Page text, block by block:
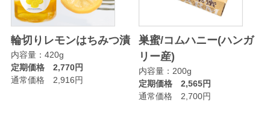
輪切りレモンはちみつ漬
内容量：420g
定期価格 2,770円
通常価格 2,916円
巣蜜/コムハニー(ハンガ
リー産)
内容量：200g
定期価格 2,565円
通常価格 2,700円